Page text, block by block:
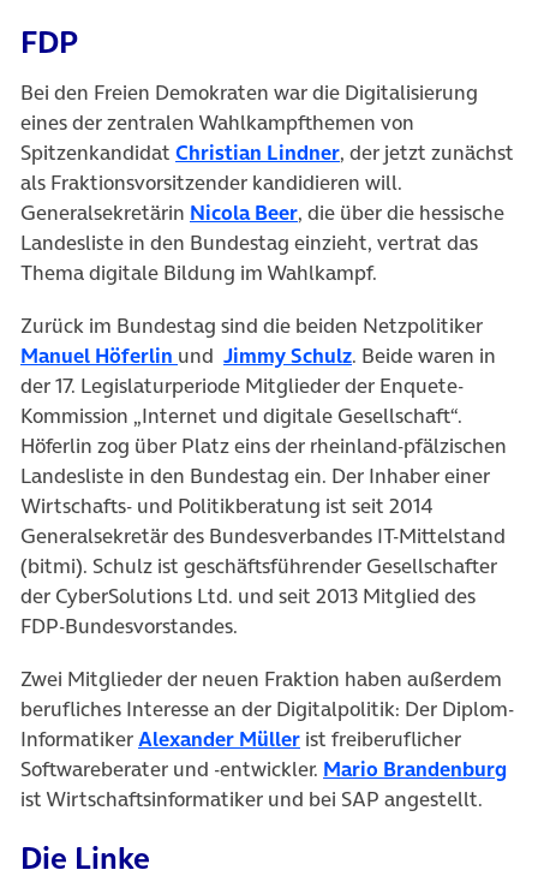
FDP
Bei den Freien Demokraten war die Digitalisierung
eines der zentralen Wahlkampfthemen von
Spitzenkandidat Christian Lindner(öffnet in neuem Tab)
, der jetzt zunächst
als Fraktionsvorsitzender kandidieren will.
Generalsekretärin Nicola Beer(öffnet in neuem Tab)
, die über die hessische
Landesliste in den Bundestag einzieht, vertrat das
Thema digitale Bildung im Wahlkampf.
Zurück im Bundestag sind die beiden Netzpolitiker
Manuel Höferlin (öffnet in neuem Tab)
und Jimmy Schulz(öffnet in neuem
. Beide waren in
der 17. Legislaturperiode Mitglieder der Enquete-
Kommission „Internet und digitale Gesellschaft“.
Höferlin zog über Platz eins der rheinland-pfälzischen
Landesliste in den Bundestag ein. Der Inhaber einer
Wirtschafts- und Politikberatung ist seit 2014
Generalsekretär des Bundesverbandes IT-Mittelstand
(bitmi). Schulz ist geschäftsführender Gesellschafter
der CyberSolutions Ltd. und seit 2013 Mitglied des
FDP-Bundesvorstandes.
Zwei Mitglieder der neuen Fraktion haben außerdem
berufliches Interesse an der Digitalpolitik: Der Diplom-
InformatikerAlexander Müller(öffnet in neuem Tab)
ist freiberuflicher
Softwareberater und -entwickler. Mario Brandenburg
ist Wirtschaftsinformatiker und bei SAP angestellt.
Die Linke